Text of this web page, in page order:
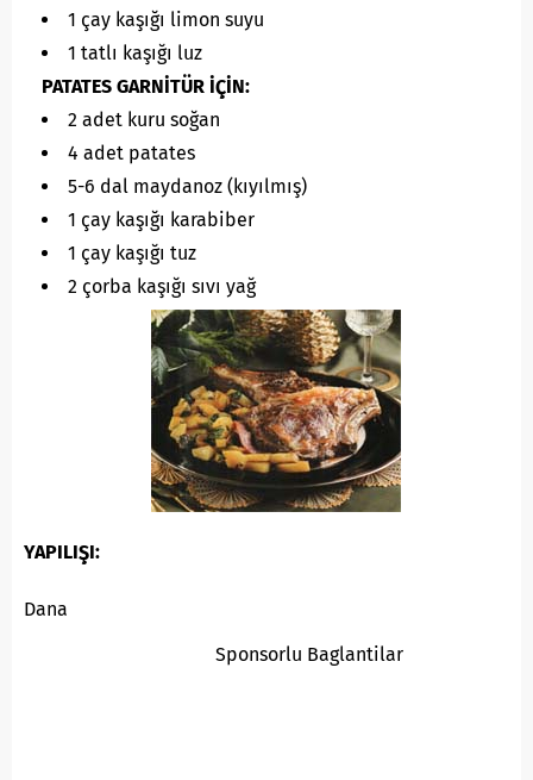
1 çay kaşığı limon suyu
1 tatlı kaşığı luz
PATATES GARNİTÜR İÇİN:
2 adet kuru soğan
4 adet patates
5-6 dal maydanoz (kıyılmış)
1 çay kaşığı karabiber
1 çay kaşığı tuz
2 çorba kaşığı sıvı yağ
YAPILIŞI:
Sponsorlu Baglantilar
Dana